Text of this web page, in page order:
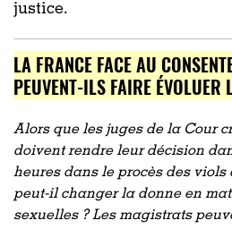
justice.
LA FRANCE FACE AU
PEUVENT-ILS FAIRE
Alors que les juges de la Cour
doivent rendre leur décision
heures dans le procès des viols
peut-il changer la donne en
sexuelles ? Les magistrats